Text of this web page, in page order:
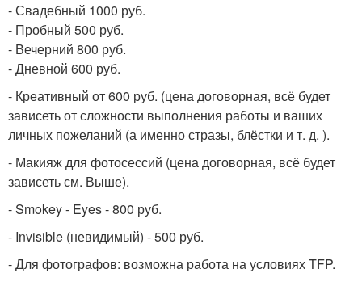
- Свадебный 1000 руб.
- Пробный 500 руб.
- Вечерний 800 руб.
- Дневной 600 руб.
- Креативный от 600 руб. (цена договорная, всё будет
зависеть от сложности выполнения работы и ваших
личных пожеланий (а именно стразы, блёстки и т. д. ).
- Макияж для фотосессий (цена договорная, всё будет
зависеть см. Выше).
- Smokey - Eyes - 800 руб.
- Invisible (невидимый) - 500 руб.
- Для фотографов: возможна работа на условиях TFP.